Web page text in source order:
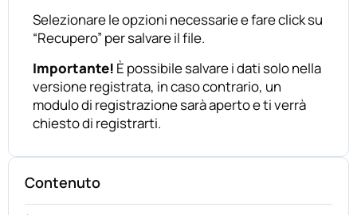
Selezionare le opzioni necessarie e fare click su
“Recupero” per salvare il file.
Importante! È possibile salvare i dati solo nella
versione registrata, in caso contrario, un
modulo di registrazione sarà aperto e ti verrà
chiesto di registrarti.
Contenuto